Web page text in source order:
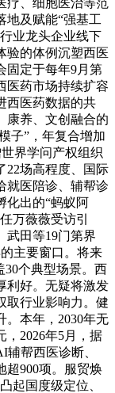
地及赋能“强基工
业龙头企业线下
验的体例沉塑西医
固定于每年9月第
医药市场持续扩容
西医药数据的共
康养、文创融合的
子”，年复合增加
界学问产权组织
22场高程度、国际
就医陪诊、辅帮诊
化出的“蚂蚁阿
万薇薇受访引
武田等19门第界
主要窗口。将来
30个典型场景。西
利好。无疑将激发
取行业影响力。健
。本年，2030年无
，2026年5月，据
帮西医诊断、
超900项。服贸焕
起国度级定位、